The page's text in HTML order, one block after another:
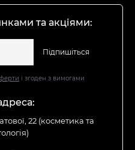
та акціями:
Підпишіться
і згоден з вимогами
22 (косметика та